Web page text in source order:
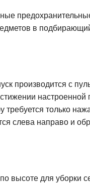
в
производится с
настроенной
только
слева направо и
высоте для уборки